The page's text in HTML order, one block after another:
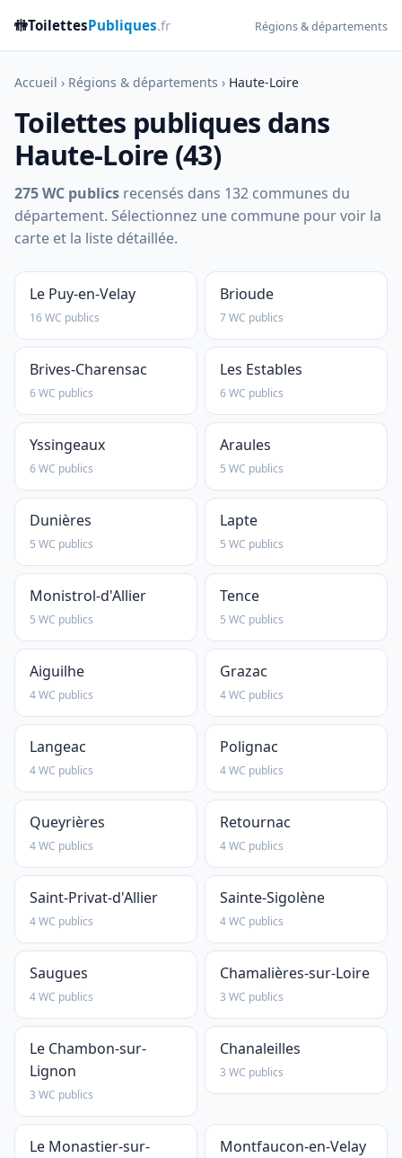
🚻ToilettesPubliques.fr Régions & départements
Accueil › Régions & départements › Haute-Loire
Toilettes publiques dans
Haute-Loire (43)
275 WC publics recensés dans 132 communes du
département. Sélectionnez une commune pour voir la
carte et la liste détaillée.
Le Puy-en-Velay
16 WC publics
Brioude
7 WC publics
Brives-Charensac
6 WC publics
Les Estables
6 WC publics
Yssingeaux
6 WC publics
Araules
5 WC publics
Dunières
5 WC publics
Lapte
5 WC publics
Monistrol-d'Allier
5 WC publics
Tence
5 WC publics
Aiguilhe
4 WC publics
Grazac
4 WC publics
Langeac
4 WC publics
Polignac
4 WC publics
Queyrières
4 WC publics
Retournac
4 WC publics
Saint-Privat-d'Allier
4 WC publics
Sainte-Sigolène
4 WC publics
Saugues
4 WC publics
Chamalières-sur-Loire
3 WC publics
Le Chambon-sur-
Lignon
3 WC publics
Chanaleilles
3 WC publics
Le Monastier-sur-
Montfaucon-en-Velay